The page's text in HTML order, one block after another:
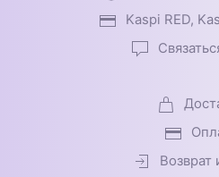
Kaspi RED,
Возврат